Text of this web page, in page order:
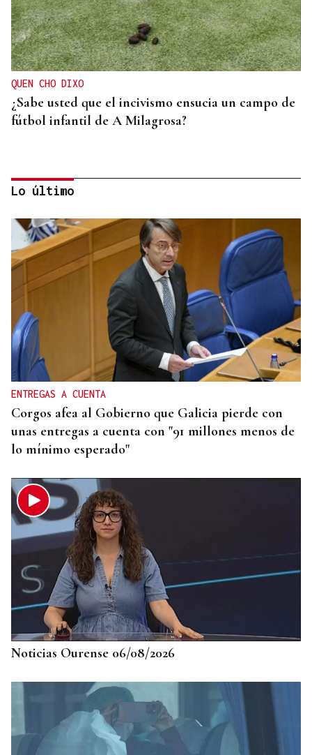
QUEN CHO DIXO
¿Sabe usted que el incivismo ensucia un campo de
fútbol infantil de A Milagrosa?
QUEN CHO DIXO
¿Sabe usted que el sushi gratis desata las colas en
Ourense?
Lo último
ENTREGAS A CUENTA
Corgos afea al Gobierno que Galicia pierde con
unas entregas a cuenta con "91 millones menos de
lo mínimo esperado"
Noticias Ourense 06/08/2026